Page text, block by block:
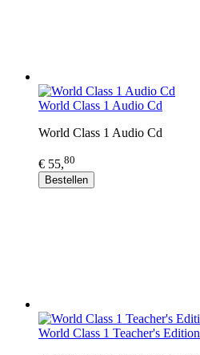
World Class 1 Audio Cd
World Class 1 Audio Cd
€ 55,80
Bestellen
World Class 1 Teacher's Edition